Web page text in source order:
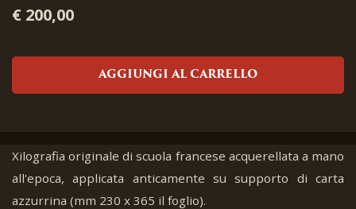
€ 200,00
AGGIUNGI AL CARRELLO
Xilografia originale di scuola francese acquerellata a mano
all'epoca, applicata anticamente su supporto di carta
azzurrina (mm 230 x 365 il foglio).